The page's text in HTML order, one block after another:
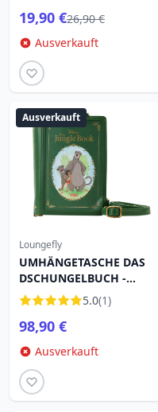
19,90 €26,90 €
Ausverkauft
Ausverkauft
Loungefly
UMHÄNGETASCHE DAS
DSCHUNGELBUCH -
DISNEY LOUNGEFLY
5.0(1)
98,90 €
Ausverkauft